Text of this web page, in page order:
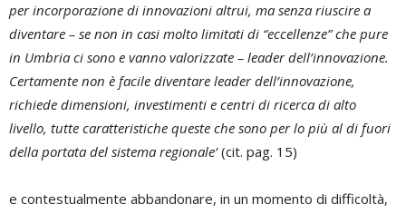
per incorporazione di innovazioni altrui, ma senza riuscire a
diventare – se non in casi molto limitati di “eccellenze” che pure
in Umbria ci sono e vanno valorizzate – leader dell’innovazione.
Certamente non è facile diventare leader dell’innovazione,
richiede dimensioni, investimenti e centri di ricerca di alto
livello, tutte caratteristiche queste che sono per lo più al di fuori
della portata del sistema regionale’(cit. pag. 15)
e contestualmente abbandonare, in un momento di difficoltà,